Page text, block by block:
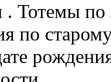
Тотемы по
по